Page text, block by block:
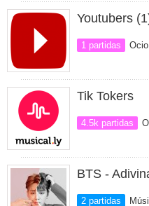
Youtubers
1 partidas Ocio
Tik Tokers
4.5k partidas
BTS -
2 partidas